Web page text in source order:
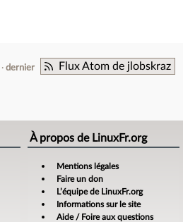
Flux Atom de jlobskraz
dernier
À propos de LinuxFr.org
Mentions légales
Faire un don
L’équipe de LinuxFr.org
Informations sur le site
Aide / Foire aux questions